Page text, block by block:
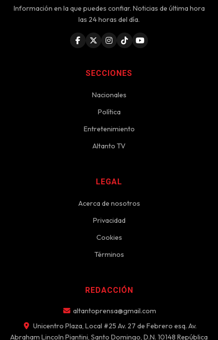
Información en la que puedes confiar. Noticias de última hora
las 24 horas del día.
SECCIONES
Nacionales
Política
Entretenimiento
Altanto TV
LEGAL
Acerca de nosotros
Privacidad
Cookies
Términos
REDACCIÓN
altantoprensa@gmail.com
Unicentro Plaza, Local #25 Av. 27 de Febrero esq. Av.
Abraham Lincoln Piantini, Santo Domingo, D.N. 10148 República